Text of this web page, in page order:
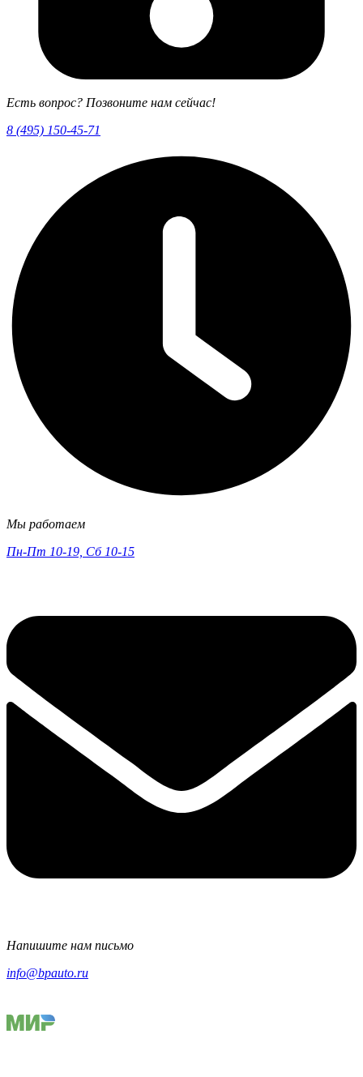
Есть вопрос? Позвоните нам сейчас!
8 (495) 150-45-71
Мы работаем
Пн-Пт 10-19, Сб 10-15
Напишите нам письмо
info@bpauto.ru